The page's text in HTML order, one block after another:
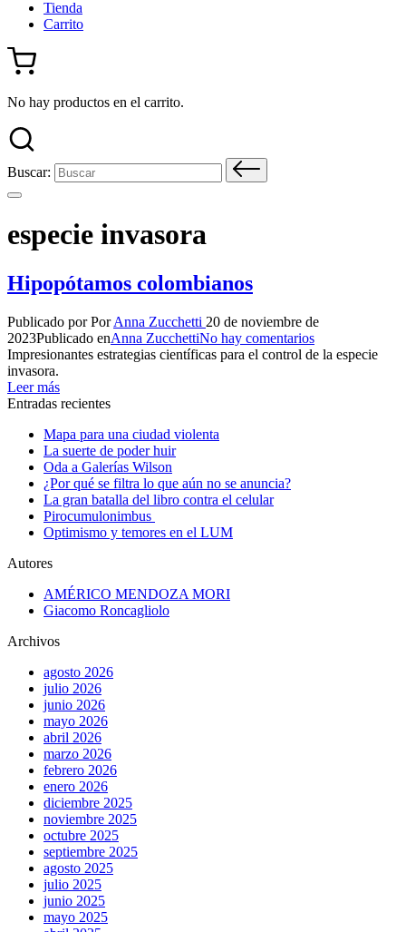
Tienda
Carrito
No hay productos en el carrito.
Buscar:
especie invasora
Hipopótamos colombianos
Publicado por PorAnna Zucchetti 20 de noviembre de
2023Publicado enAnna ZucchettiNo hay comentarios
Impresionantes estrategias científicas para el control de la especie
invasora.
Leer más
Entradas recientes
Mapa para una ciudad violenta
La suerte de poder huir
Oda a Galerías Wilson
¿Por qué se filtra lo que aún no se anuncia?
La gran batalla del libro contra el celular
Pirocumulonimbus
Optimismo y temores en el LUM
Autores
AMÉRICO MENDOZA MORI
Giacomo Roncagliolo
Archivos
agosto 2026
julio 2026
junio 2026
mayo 2026
abril 2026
marzo 2026
febrero 2026
enero 2026
diciembre 2025
noviembre 2025
octubre 2025
septiembre 2025
agosto 2025
julio 2025
junio 2025
mayo 2025